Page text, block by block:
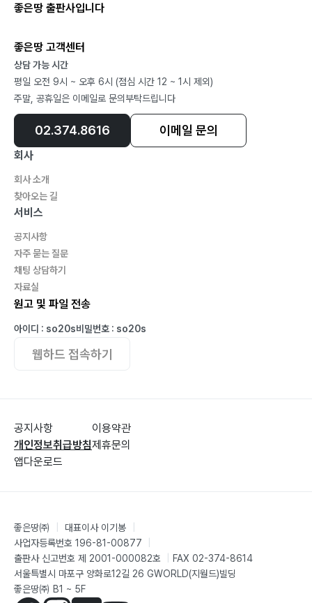
Ⅴ. 사립초등학교 궁금한 이야기 하나083
1. ?종교를 가지고 있지 않은데 종교(기독교, 천주교 등)
학교에 잘 적응할 수 있을까요?084
2. 조기입학? 1~2월생 빨리 보내야 할까요?086
3. ?명문 영어학원이 좋은가? 사립초등학교 영어교육이
좋은가?088
4. 사립초등학교 학생들은 학원에 많이 다니나요?090
Ⅵ. 사립초등학교 궁금한 이야기 둘093
1. 실시간 쌍방향 수업094
2. 전출 사유097
3. 맞벌이 부부의 애환100
4. 여교사 VS 남교사 비율103
5. 학부모님들의 학교 방문105
1. 사립중학교 VS 공립중학교108
2. 중학교 입학111
3. 사립초등학교를 졸업하면 공부를 잘 하는가?113
Ⅷ. 기초생활습관을 잡아라!115
1. 글씨 쓰기의 중요성116
2. 정리정돈의 중요성119
좋은땅 출판사입니다
좋은땅 고객센터
상담 가능 시간
평일 오전 9시 ~ 오후 6시 (점심 시간 12 ~ 1시 제외)
주말, 공휴일은 이메일로 문의부탁드립니다
02.374.8616 이메일 문의
회사
회사 소개
찾아오는 길
서비스
공지사항
자주 묻는 질문
채팅 상담하기
자료실
원고 및 파일 전송
아이디 : so20s비밀번호 : so20s
웹하드 접속하기
공지사항
개인정보취급방침
앱다운로드
이용약관
제휴문의
좋은땅㈜ 대표이사 이기봉
사업자등록번호 196-81-00877
출판사 신고번호 제 2001-000082호
FAX 02-374-8614
서울특별시 마포구 양화로12길 26 GWORLD(지월드)빌딩
좋은땅㈜ B1 ~ 5F